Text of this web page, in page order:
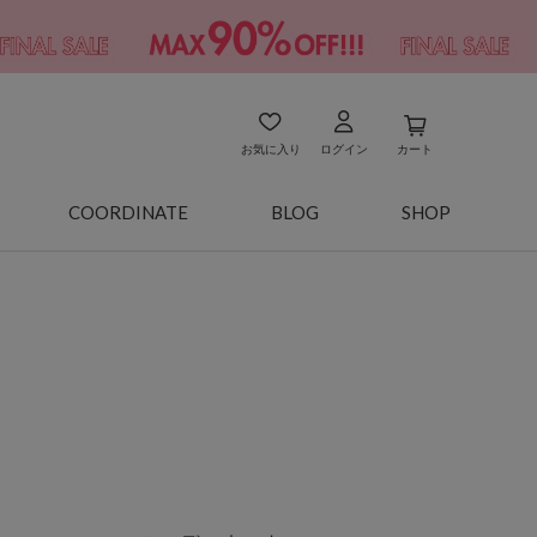
お気に入り ログイン カート
COORDINATE BLOG SHOP